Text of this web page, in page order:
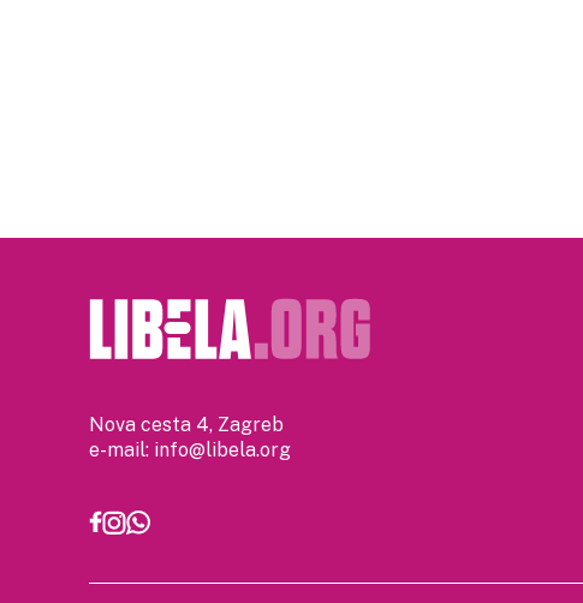
Nova cesta 4, Zagreb
e-mail: info@libela.org